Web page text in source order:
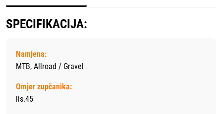
SPECIFIKACIJA:
Namjena:
MTB, Allroad / Gravel
Omjer zupčanika:
lis.45